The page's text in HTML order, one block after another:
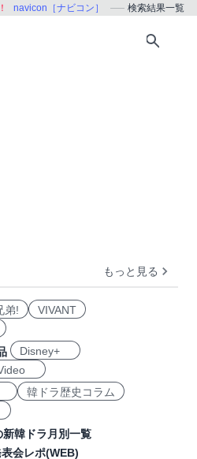
navicon［ナビコン］ 検索結果一覧
もっと見る
弟!
VIVANT
Disney+
韓ドラ歴史コラム
新韓ドラ月別一覧
会レポ(WEB)